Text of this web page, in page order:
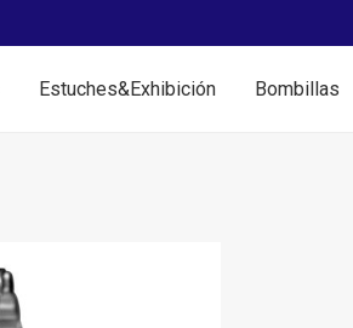
Estuches&Exhibición Bombillas